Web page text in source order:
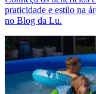
praticidade e estilo na
no Blog da Lu.